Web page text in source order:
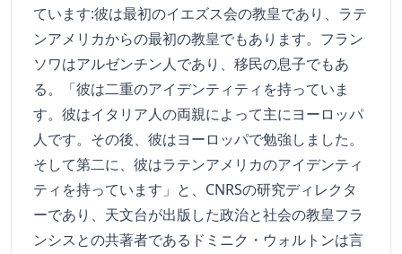
ています:彼は最初のイエズス会の教皇であり、ラテ
ンアメリカからの最初の教皇でもあります。フラン
ソワはアルゼンチン人であり、移民の息子でもあ
る。「彼は二重のアイデンティティを持っていま
す。彼はイタリア人の両親によって主にヨーロッパ
人です。その後、彼はヨーロッパで勉強しました。
そして第二に、彼はラテンアメリカのアイデンティ
ティを持っています」と、CNRSの研究ディレクタ
ーであり、天文台が出版した政治と社会の教皇フラ
ンシスとの共著者であるドミニク・ウォルトンは言